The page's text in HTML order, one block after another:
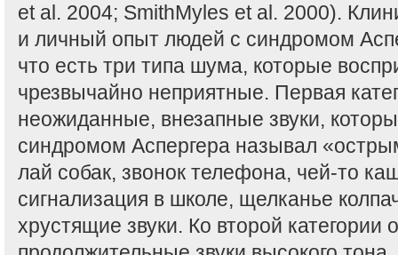
et al. 2004; SmithMyles et al. 2000).
и личный опыт людей с синдромом
что есть три типа шума, которые
чрезвычайно неприятные. Первая
неожиданные, внезапные звуки,
синдромом Аспергера называл
лай собак, звонок телефона, чей-то
сигнализация в школе, щелканье
хрустящие звуки. Ко второй категории